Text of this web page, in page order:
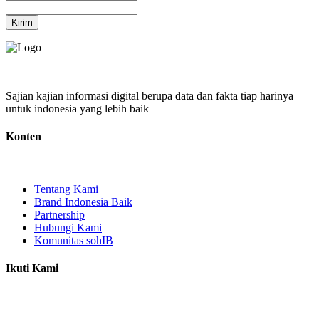
Kirim
Sajian kajian informasi digital berupa data dan fakta tiap harinya
untuk indonesia yang lebih baik
Konten
Tentang Kami
Brand Indonesia Baik
Partnership
Hubungi Kami
Komunitas sohIB
Ikuti Kami